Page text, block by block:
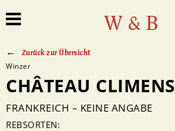
W & B
Zurück zur Übersicht
Winzer
CHÂTEAU CLIMENS
FRANKREICH – KEINE ANGABE
REBSORTEN: